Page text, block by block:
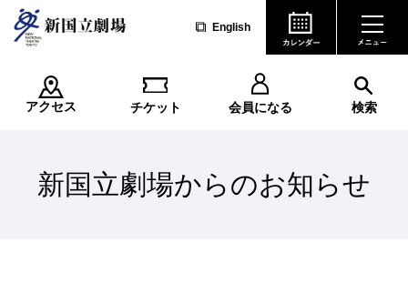
English
アクセス チケット 会員になる 検索
新国立劇場からのお知らせ